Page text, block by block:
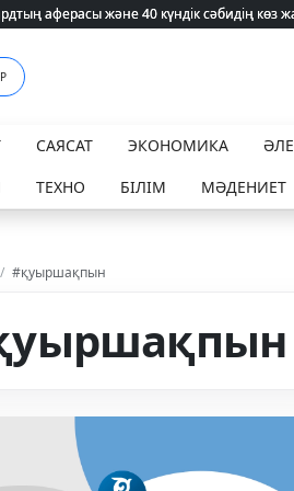
аферасы және 40 күндік сәбидің
аферасы және 40 күндік сәбидің
САЯСАТ ЭКОНОМИКА
ТЕХНО БІЛІМ МӘДЕНИЕТ
/ #қуыршақпын